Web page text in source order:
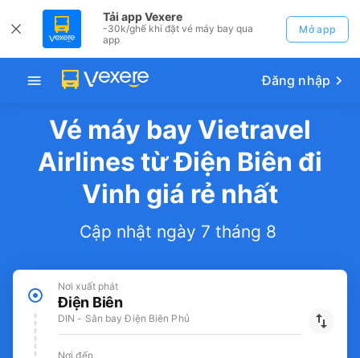
Tải app Vexere
-30k/ghế khi đặt vé máy bay qua
app
Mở app
Đăng nhập
Vé máy bay Vietravel
Airlines từ Điện Biên đi
Vinh giá rẻ nhất
Cập nhật ngày 7 tháng 8
Nơi xuất phát
Điện Biên
DIN - Sân bay Điện Biên Phủ
Nơi đến